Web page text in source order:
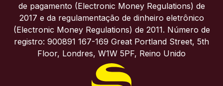
Portugal
Reino Unido
de pagamento (Electronic Money Regulations) de
2017 e da regulamentação de dinheiro eletrônico
(Electronic Money Regulations) de 2011. Número de
registro: 900891 167-169 Great Portland Street, 5th
Floor, Londres, W1W 5PF, Reino Unido